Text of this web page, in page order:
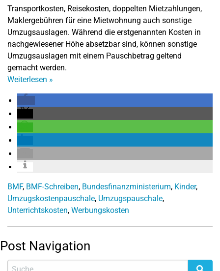
Transportkosten, Reisekosten, doppelten Mietzahlungen,
Maklergebühren für eine Mietwohnung auch sonstige
Umzugsauslagen. Während die erstgenannten Kosten in
nachgewiesener Höhe absetzbar sind, können sonstige
Umzugsauslagen mit einem Pauschbetrag geltend
gemacht werden.
Weiterlesen »
BMF, BMF-Schreiben, Bundesfinanzministerium, Kinder,
Umzugskostenpauschale, Umzugspauschale,
Unterrichtskosten, Werbungskosten
Post Navigation